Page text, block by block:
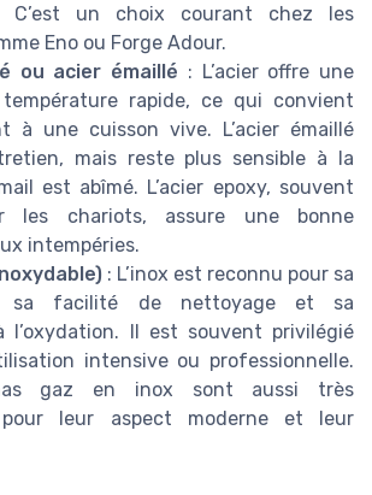
C’est un choix courant chez les
Eno ou Forge Adour.
ou acier émaillé : L’acier offre une
rapide, ce qui convient
à une cuisson vive. L’acier émaillé
mais reste plus sensible à la
est abîmé. L’acier epoxy, souvent
les chariots, assure une bonne
intempéries.
: L’inox est reconnu pour sa
sa facilité de nettoyage et sa
l’oxydation. Il est souvent privilégié
intensive ou professionnelle.
gaz en inox sont aussi très
pour leur aspect moderne et leur